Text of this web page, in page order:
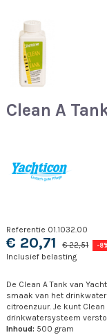
Clean A
Referentie 01.1032.00
€ 20,71 € 22,51 -
Inclusief belasting
De Clean A Tank van
smaak van het
citroenzuur. Je kunt
drinkwatersysteem
Inhoud: 500 gram